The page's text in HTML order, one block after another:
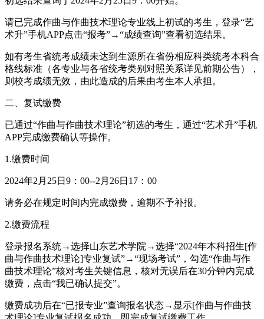
请已完成作曲与作曲技术理论专业线上初试的考生，登录“艺
术升”手机APP点击“报考”→“成绩查询”查看初选结果。
如有考生省统考成绩未达到生源所在省份相应科类统考本科合
格线标准（各专业与各省统考类别对照关系详见前期公告），
则校考成绩无效，由此造成的后果由考生本人承担。
二、复试缴费
已通过“作曲与作曲技术理论”初选的考生，通过“艺术升”手机
APP完成缴费确认等操作。
1.缴费时间
2024年2月25日9：00--2月26日17：00
请务必在规定时间内完成缴费，逾期不予补报。
2.缴费流程
登录报名系统→选择山东艺术学院→选择“2024年本科招生[作
曲与作曲技术理论]专业复试”→“现场考试”，勾选“作曲与作
曲技术理论”核对考生关键信息，核对无误后在30分钟内完成
缴费，点击“我已确认提交”。
缴费成功后在“已报专业”查询报名状态→显示[作曲与作曲技